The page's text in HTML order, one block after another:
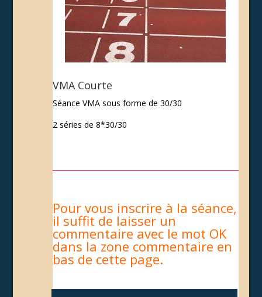
VMA Courte
Séance VMA sous forme de 30/30
2 séries de 8*30/30
Pour vous inscrire à la séance,
il suffit de laisser un
commentaire avec le mot OK
dans la zone commentaire en
bas de cette page.